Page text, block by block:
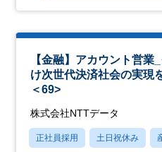
【金融】アカウント営業
け次世代決済社会の実現
＜69>
株式会社NTTデータ
正社員採用 土日祝休み